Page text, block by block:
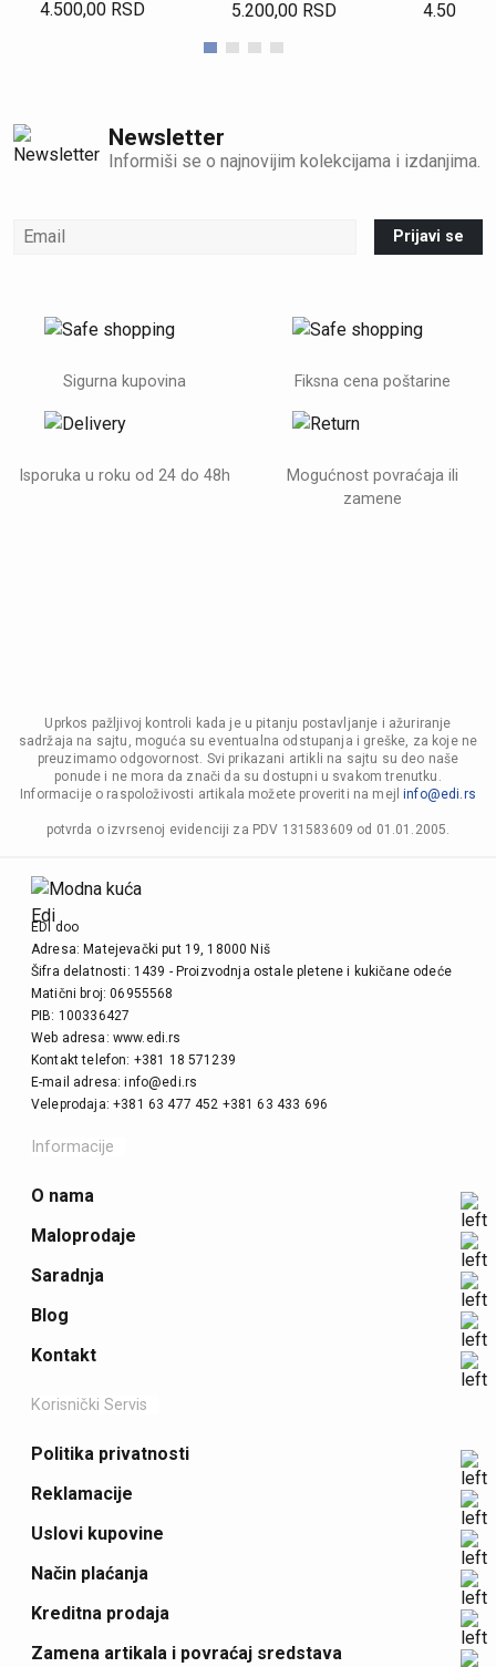
4.500,00 RSD
5.200,00 RSD
4.500,00
Newsletter
Informiši se o najnovijim kolekcijama i izdanjima.
Prijavi se
Sigurna kupovina Fiksna cena poštarine
Isporuka u roku od 24 do 48h
Mogućnost povraćaja ili
zamene
Uprkos pažljivoj kontroli kada je u pitanju postavljanje i ažuriranje
sadržaja na sajtu, moguća su eventualna odstupanja i greške, za koje ne
preuzimamo odgovornost. Svi prikazani artikli na sajtu su deo naše
ponude i ne mora da znači da su dostupni u svakom trenutku.
Informacije o raspoloživosti artikala možete proveriti na mejlinfo@edi.rs
potvrda o izvrsenoj evidenciji za PDV 131583609 od 01.01.2005.
EDI doo
Adresa: Matejevački put 19, 18000 Niš
Šifra delatnosti: 1439 - Proizvodnja ostale pletene i kukičane odeće
Matični broj: 06955568
PIB: 100336427
Web adresa: www.edi.rs
Kontakt telefon: +381 18 571239
E-mail adresa: info@edi.rs
Veleprodaja: +381 63 477 452 +381 63 433 696
Informacije
O nama
Maloprodaje
Saradnja
Blog
Kontakt
Korisnički Servis
Politika privatnosti
Reklamacije
Uslovi kupovine
Način plaćanja
Kreditna prodaja
Zamena artikala i povraćaj sredstava